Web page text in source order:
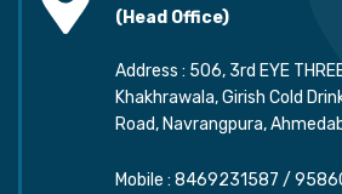
(Head Office)
Address : 506, 3rd EYE
Khakhrawala, Girish Cold
Road, Navrangpura,
Mobile : 8469231587 /